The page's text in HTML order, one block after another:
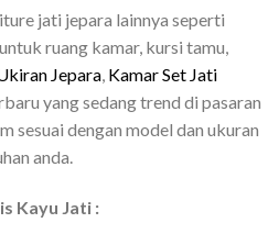
jati jepara lainnya seperti
ruang kamar, kursi tamu,
Jepara, Kamar Set Jati
yang sedang trend di pasaran
sesuai dengan model dan ukuran
anda.
Kayu Jati :